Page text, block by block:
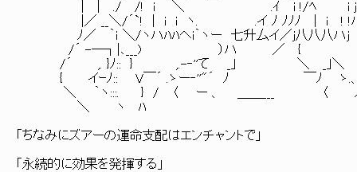
| | ./ /! i ＼ .ｲ i !/ﾍ i ｊ i |
|／ __＼/´`! | i i ヽ. .イ ﾉ ﾉﾉﾉ | i ! !
ﾉ／ ｀ｉ ＼/ヽハﾊﾊヘi｀ヽー 七升厶イ／ｊ八八八ハｊ
/´ -─┐|､___) ）ハ ／ {
/´ ,. }ﾉ:: } ,.-‐''て _｣ ＼ _｣＼
{ イｰﾉ:: V￣´ .ゝー‐''"´ ﾉ ￣ﾉ ゝ.
＼ ｀ヽ:::. } / 〈 ー 、 ＿＿___ 〈 ﾉ
＼ ヽ ﾊ
「ちなみにズアーの運命支配はエンチャントで」
「永続的に効果を発揮する」